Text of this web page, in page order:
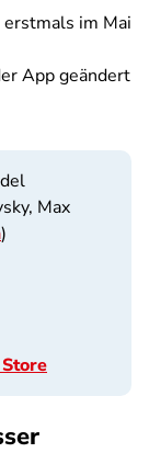
im Mai
App geändert
Max
)